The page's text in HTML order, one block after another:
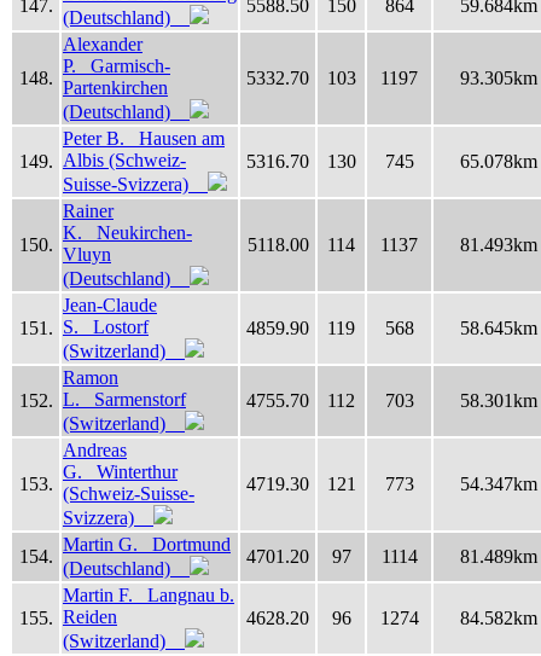
147.
(Deutschland)
5588.50 150 864 59.684km
148.
Alexander
P. Garmisch-
Partenkirchen
(Deutschland)
5332.70 103 1197 93.305km
149.
Peter B. Hausen am
Albis (Schweiz-
Suisse-Svizzera)
5316.70 130 745 65.078km
150.
Rainer
K. Neukirchen-
Vluyn
(Deutschland)
5118.00 114 1137 81.493km
151.
Jean-Claude
S. Lostorf
(Switzerland)
4859.90 119 568 58.645km
152.
Ramon
L. Sarmenstorf
(Switzerland)
4755.70 112 703 58.301km
153.
Andreas
G. Winterthur
(Schweiz-Suisse-
Svizzera)
4719.30 121 773 54.347km
154.
Martin G. Dortmund
(Deutschland)
4701.20 97 1114 81.489km
155.
Martin F. Langnau b.
Reiden
(Switzerland)
4628.20 96 1274 84.582km